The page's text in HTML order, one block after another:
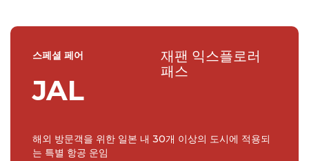
스페셜 페어
JAL
재팬 익스플로러
패스
해외 방문객을 위한 일본 내 30개 이상의 도시에 적용되
는 특별 항공 운임